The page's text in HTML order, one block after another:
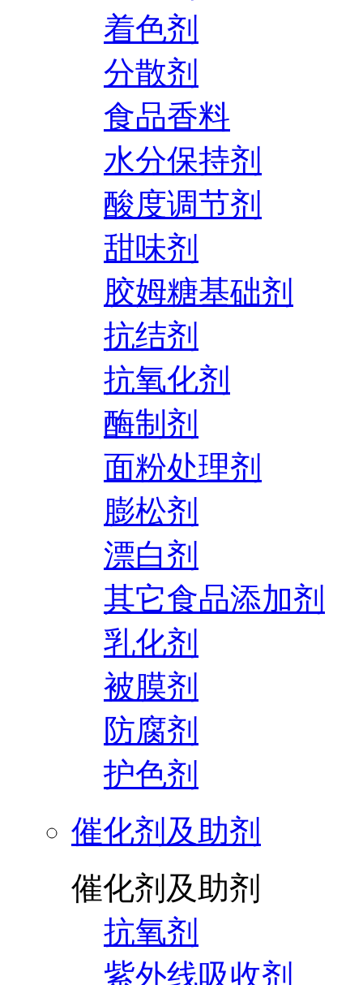
着色剂
分散剂
食品香料
水分保持剂
酸度调节剂
甜味剂
胶姆糖基础剂
抗结剂
抗氧化剂
酶制剂
面粉处理剂
膨松剂
漂白剂
其它食品添加剂
乳化剂
被膜剂
防腐剂
护色剂
催化剂及助剂
催化剂及助剂
抗氧剂
紫外线吸收剂